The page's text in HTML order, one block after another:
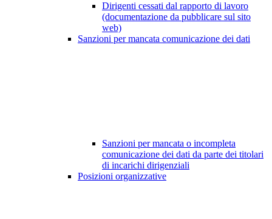
Dirigenti cessati dal rapporto di lavoro
(documentazione da pubblicare sul sito
web)
Sanzioni per mancata comunicazione dei dati
Sanzioni per mancata o incompleta
comunicazione dei dati da parte dei titolari
di incarichi dirigenziali
Posizioni organizzative